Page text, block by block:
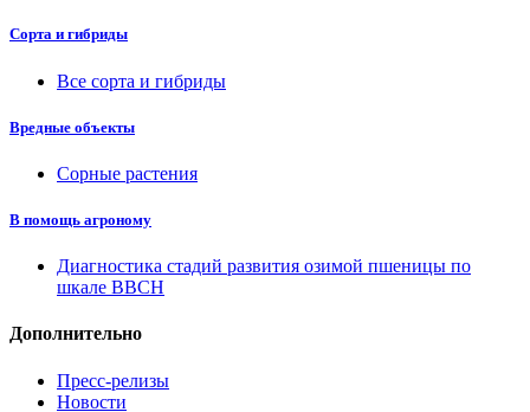
Сорта и гибриды
Все сорта и гибриды
Вредные объекты
Сорные растения
В помощь агроному
Диагностика стадий развития озимой пшеницы по
шкале ВВСН
Дополнительно
Пресс-релизы
Новости